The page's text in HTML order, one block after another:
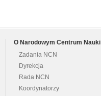
O Narodowym Centrum Nauki
Zadania NCN
Dyrekcja
Rada NCN
Koordynatorzy